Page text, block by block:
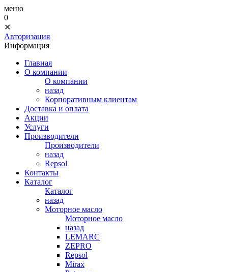
меню
0
✕
Авторизация
Информация
Главная
О компании
О компании
назад
Корпоративным клиентам
Доставка и оплата
Акции
Услуги
Производители
Производители
назад
Repsol
Контакты
Каталог
Каталог
назад
Моторное масло
Моторное масло
назад
LEMARC
ZEPRO
Repsol
Mirax